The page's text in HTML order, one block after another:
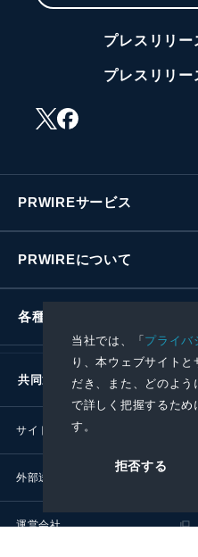
当社では、「プライバ
り、本ウェブサイト
だき、また、どのよ
で詳しく把握するため
す。
拒否する
プレスリリー
プレスリリー
PRWIREサービス
PRWIREについて
各種お問い合わせ
共同通信社グループ
サイトポリシー
外部送信ポリシー
運営会社